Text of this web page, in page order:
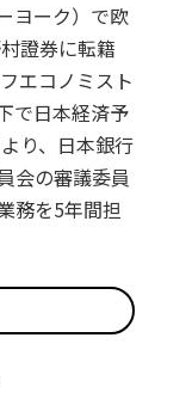
ヨーク）で欧
證券に転籍
エコノミスト
で日本経済予
り、日本銀行
会の審議委員
務を5年間担